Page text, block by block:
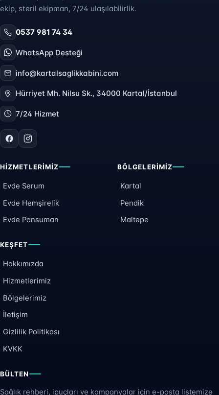
ekip, steril ekipman, 7/24 ulaşılabilirlik.
0537 981 74 34
WhatsApp Desteği
info@kartalsaglikkabini.com
Hürriyet Mh. Nilsu Sk., 34000 Kartal/İstanbul
7/24 Hizmet
HIZMETLERIMIZ
Evde Serum
Evde Hemşirelik
Evde Pansuman
BÖLGELERIMIZ
Kartal
Pendik
Maltepe
KEŞFET
Hakkımızda
Hizmetlerimiz
Bölgelerimiz
İletişim
Gizlilik Politikası
KVKK
BÜLTEN
Sağlık rehberi, ipuçları ve kampanyalar için e-posta listemize